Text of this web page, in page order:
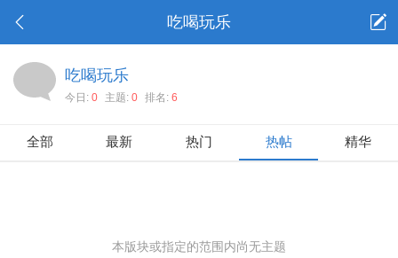
吃喝玩乐
吃喝玩乐
今日: 0 主题: 0 排名: 6
全部 最新 热门 热帖 精华
本版块或指定的范围内尚无主题